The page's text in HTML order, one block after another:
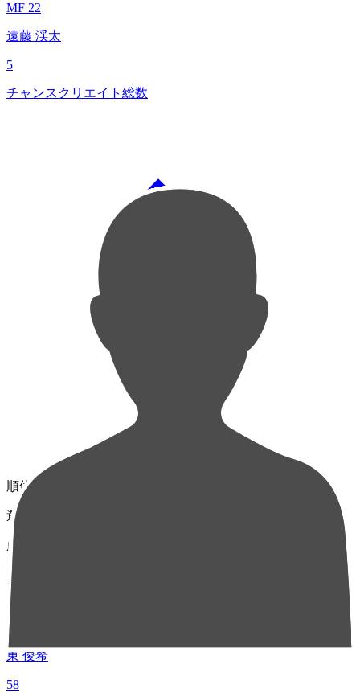
MF 22
遠藤 渓太
5
チャンスクリエイト総数
順位
選手名
成績
1
MF 24
東 俊希
58